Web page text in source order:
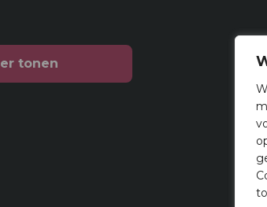
tonen